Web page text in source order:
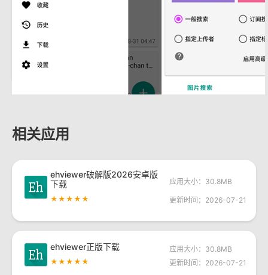
相关应用
ehviewer破解版2026安卓版
下载
★★★★★
应用大小：30.8MB
更新时间：2026-07-21
ehviewer正版下载
★★★★★
应用大小：30.8MB
更新时间：2026-07-21